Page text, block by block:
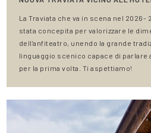
La Traviata che va in scena nel 2026-
stata concepita per valorizzare le
dell'anfiteatro, unendo la grande
linguaggio scenico capace di parlare
per la prima volta. Ti aspettiamo!